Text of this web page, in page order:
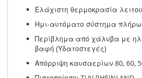
Ελάχιστη θερμοκρασία
Ημι-αυτόματο σύστημα
Περίβλημα από χάλυβα με
βαφή (Υδατοστεγές)
Απόρριψη καυσαερίων 80, 60,